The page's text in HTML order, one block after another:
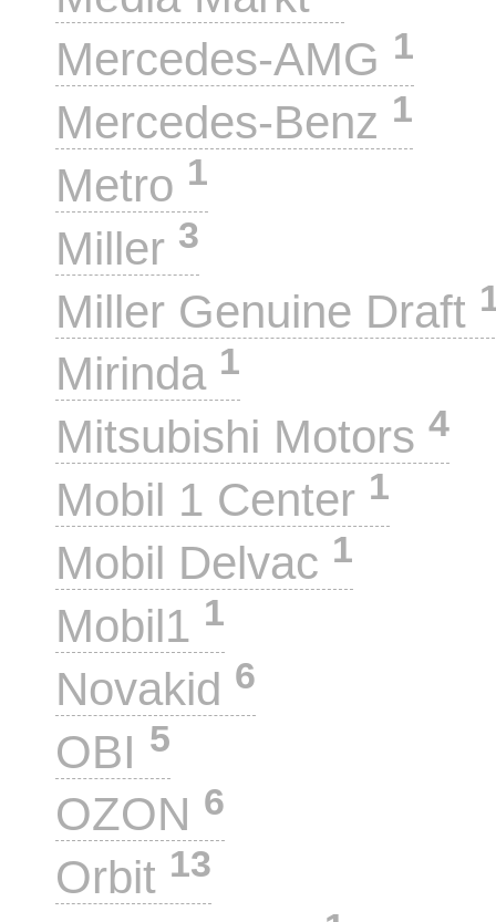
Mercedes-AMG 1
Mercedes-Benz 1
Metro 1
Miller 3
Miller Genuine Draft
Mirinda 1
Mitsubishi Motors 4
Mobil 1 Center 1
Mobil Delvac 1
Mobil1 1
Novakid 6
OBI 5
OZON 6
Orbit 13